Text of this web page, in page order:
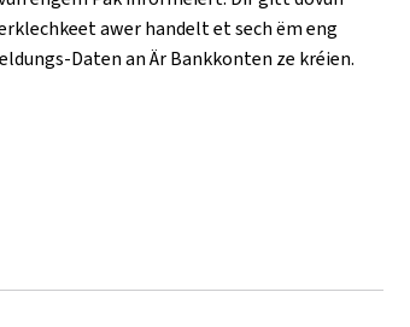
awer handelt et sech ëm eng
Daten an Är Bankkonten ze kréien.